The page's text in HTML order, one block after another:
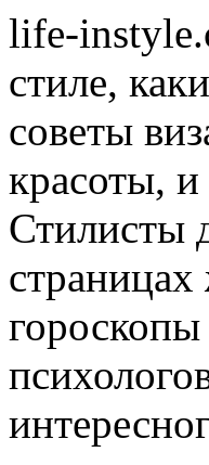
life-
стиле,
советы
красоты,
Стилисты
гороскопы